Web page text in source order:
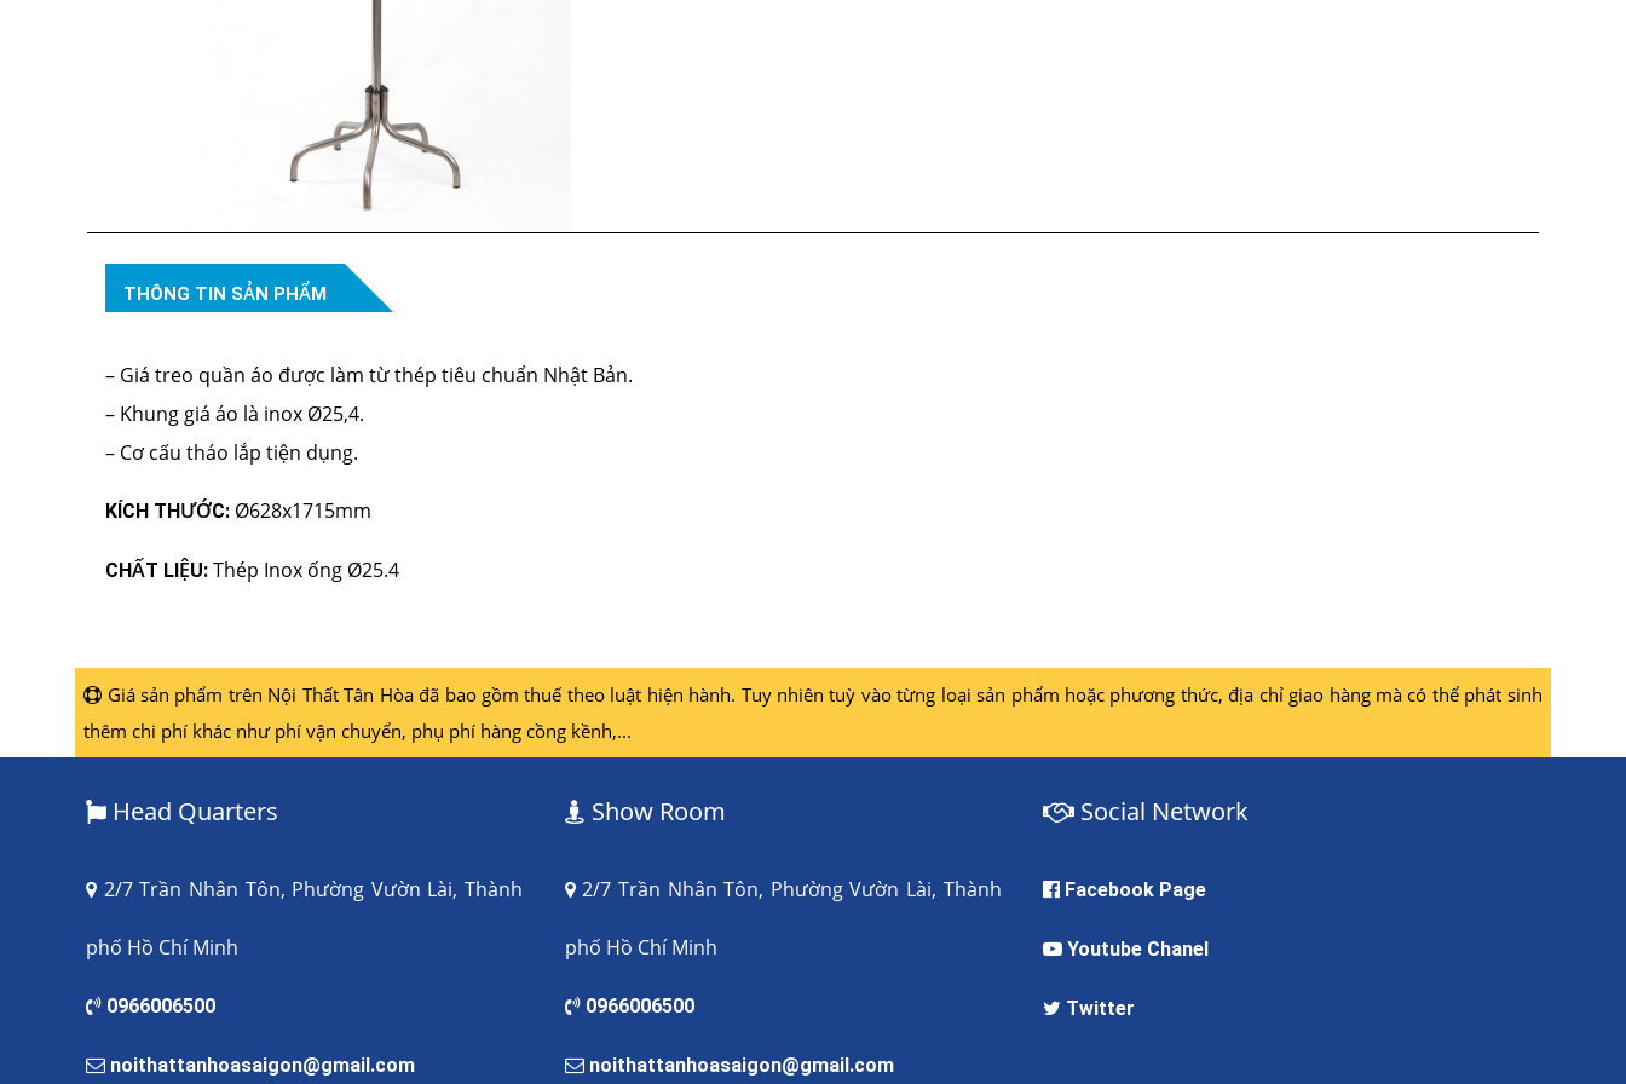
THÔNG TIN SẢN PHẨM
– Giá treo quần áo được làm từ thép tiêu chuẩn Nhật Bản.
– Khung giá áo là inox Ø25,4.
– Cơ cấu tháo lắp tiện dụng.
KÍCH THƯỚC: Ø628x1715mm
CHẤT LIỆU:Thép Inox ống Ø25.4
Giá sản phẩm trên Nội Thất Tân Hòa đã bao gồm thuế theo luật hiện hành. Tuy nhiên tuỳ vào từng loại sản phẩm hoặc phương thức, địa chỉ giao hàng mà có thể phát sinh
thêm chi phí khác như phí vận chuyển, phụ phí hàng cồng kềnh,...
Head Quarters
2/7 Trần Nhân Tôn, Phường Vườn Lài, Thành
phố Hồ Chí Minh
0966006500
noithattanhoasaigon@gmail.com
Show Room
2/7 Trần Nhân Tôn, Phường Vườn Lài, Thành
phố Hồ Chí Minh
0966006500
noithattanhoasaigon@gmail.com
Social Network
Facebook Page
Youtube Chanel
Twitter